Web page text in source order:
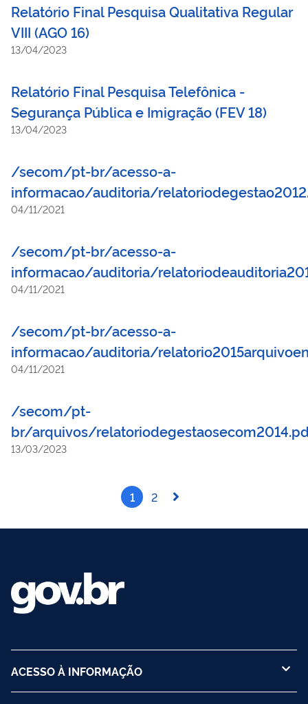
Relatório Final Pesquisa Qualitativa Regular
VIII (AGO 16)
13/04/2023
Relatório Final Pesquisa Telefônica -
Segurança Pública e Imigração (FEV 18)
13/04/2023
/secom/pt-br/acesso-a-
informacao/auditoria/
04/11/2021
/secom/pt-br/acesso-a-
informacao/auditoria/
04/11/2021
/secom/pt-br/acesso-a-
informacao/auditoria/
04/11/2021
/secom/pt-
br/arquivos/
13/03/2023
1 2
ACESSO À INFORMAÇÃO